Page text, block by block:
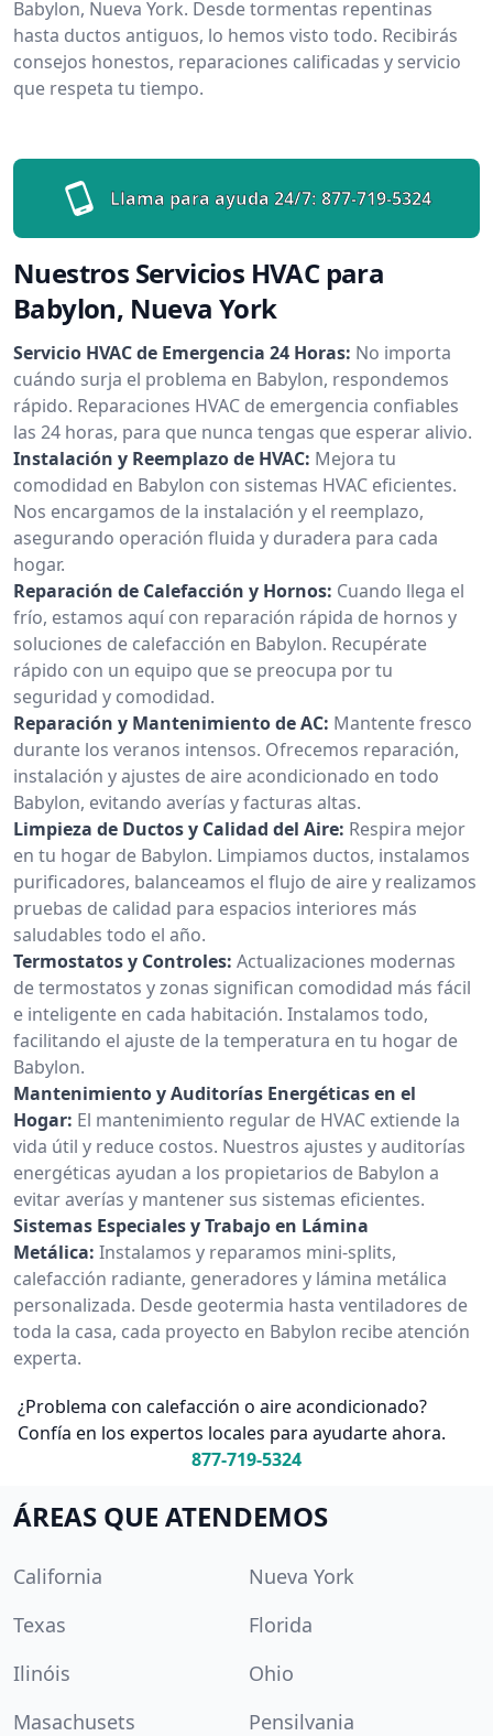
Babylon, Nueva York. Desde tormentas repentinas
hasta ductos antiguos, lo hemos visto todo. Recibirás
consejos honestos, reparaciones calificadas y servicio
que respeta tu tiempo.
Llama para ayuda 24/7: 877-719-5324
Nuestros Servicios HVAC para
Babylon, Nueva York
Servicio HVAC de Emergencia 24 Horas: No importa
cuándo surja el problema en Babylon, respondemos
rápido. Reparaciones HVAC de emergencia confiables
las 24 horas, para que nunca tengas que esperar alivio.
Instalación y Reemplazo de HVAC: Mejora tu
comodidad en Babylon con sistemas HVAC eficientes.
Nos encargamos de la instalación y el reemplazo,
asegurando operación fluida y duradera para cada
hogar.
Reparación de Calefacción y Hornos: Cuando llega el
frío, estamos aquí con reparación rápida de hornos y
soluciones de calefacción en Babylon. Recupérate
rápido con un equipo que se preocupa por tu
seguridad y comodidad.
Reparación y Mantenimiento de AC: Mantente fresco
durante los veranos intensos. Ofrecemos reparación,
instalación y ajustes de aire acondicionado en todo
Babylon, evitando averías y facturas altas.
Limpieza de Ductos y Calidad del Aire: Respira mejor
en tu hogar de Babylon. Limpiamos ductos, instalamos
purificadores, balanceamos el flujo de aire y realizamos
pruebas de calidad para espacios interiores más
saludables todo el año.
Termostatos y Controles: Actualizaciones modernas
de termostatos y zonas significan comodidad más fácil
e inteligente en cada habitación. Instalamos todo,
facilitando el ajuste de la temperatura en tu hogar de
Babylon.
Mantenimiento y Auditorías Energéticas en el
Hogar: El mantenimiento regular de HVAC extiende la
vida útil y reduce costos. Nuestros ajustes y auditorías
energéticas ayudan a los propietarios de Babylon a
evitar averías y mantener sus sistemas eficientes.
Sistemas Especiales y Trabajo en Lámina
Metálica: Instalamos y reparamos mini-splits,
calefacción radiante, generadores y lámina metálica
personalizada. Desde geotermia hasta ventiladores de
toda la casa, cada proyecto en Babylon recibe atención
experta.
¿Problema con calefacción o aire acondicionado?
Confía en los expertos locales para ayudarte ahora.
877-719-5324
ÁREAS QUE ATENDEMOS
California
Nueva York
Texas
Florida
Ilinóis
Ohio
Masachusets
Pensilvania